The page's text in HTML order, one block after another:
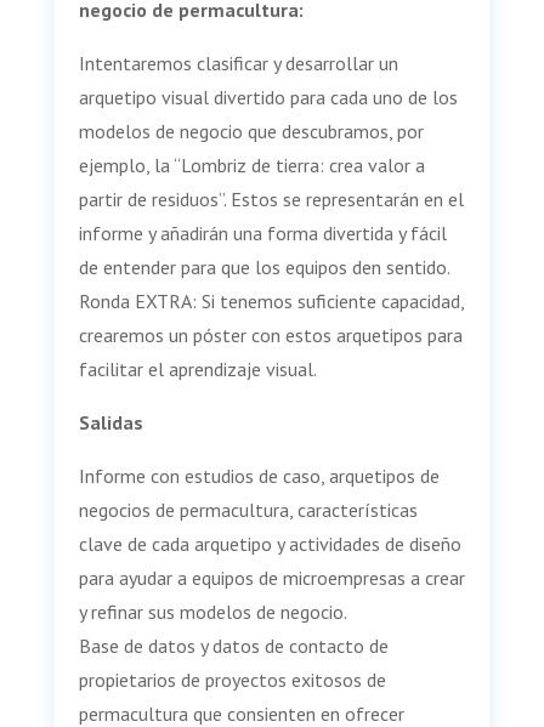
negocio de permacultura:
Intentaremos clasificar y desarrollar un
arquetipo visual divertido para cada uno de los
modelos de negocio que descubramos, por
ejemplo, la “Lombriz de tierra: crea valor a
partir de residuos”. Estos se representarán en el
informe y añadirán una forma divertida y fácil
de entender para que los equipos den sentido.
Ronda EXTRA: Si tenemos suficiente capacidad,
crearemos un póster con estos arquetipos para
facilitar el aprendizaje visual.
Salidas
Informe con estudios de caso, arquetipos de
negocios de permacultura, características
clave de cada arquetipo y actividades de diseño
para ayudar a equipos de microempresas a crear
y refinar sus modelos de negocio.
Base de datos y datos de contacto de
propietarios de proyectos exitosos de
permacultura que consienten en ofrecer